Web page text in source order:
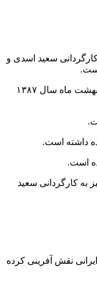
سعید اسدی و
تلافی محصول سال ۱۳۸۶ است که در اردیبهشت ماه سال ۱۳۸۷
داشته است.
است.
به کارگردانی سعید
نقش آفرینی کرده